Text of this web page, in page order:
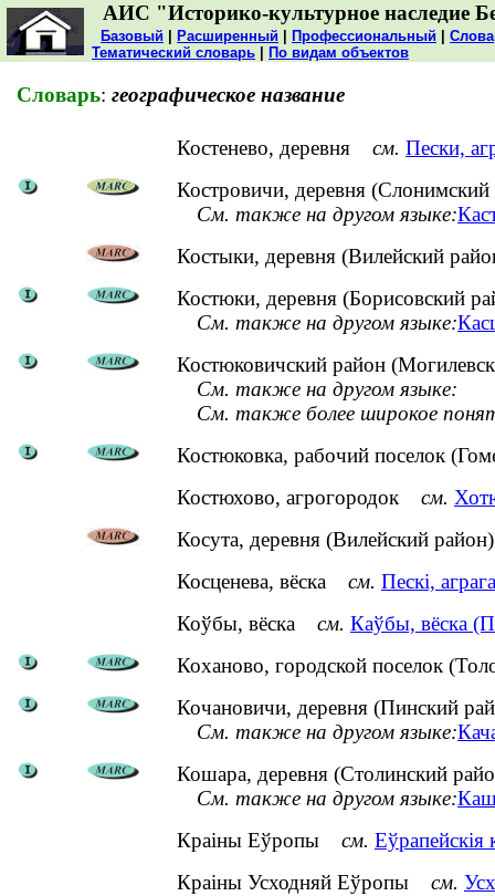
АИС "Историко-культурное наследие
Базовый Расширенный Профессиональный
Тематический словарь
По видам объектов
Словарь: географическое название
Костенево, деревня см. Пески,
Костровичи, деревня (Слонимский
См. также на другом языке:
Костыки, деревня (Вилейский
Костюки, деревня (Борисовский
См. также на другом языке:
Костюковичский район
См. также на другом языке:
См. также более широкое
Костюковка, рабочий поселок
Костюхово, агрогородок см.
Косута, деревня (Вилейский
Косценева, вёска см. Пескі,
Коўбы, вёска см. Каўбы, вёска
Коханово, городской поселок
Кочановичи, деревня (Пинский
См. также на другом языке:
Кошара, деревня (Столинский
См. также на другом языке:
Краіны Еўропы см. Еўрапейскія
Краіны Усходняй Еўропы см.